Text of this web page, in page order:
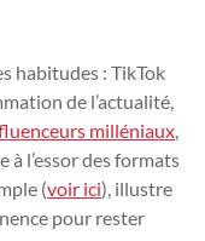
habitudes : TikTok
de l’actualité,
milléniaux,
à l’essor des formats
(voir ici), illustre
pour rester